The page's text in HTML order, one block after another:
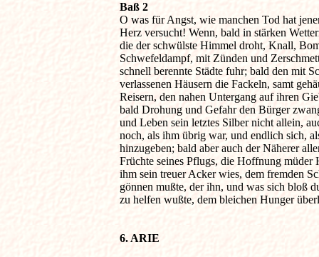
Baß 2
O was für Angst, wie manchen Tod hat
Herz versucht! Wenn, bald in stärken
die der schwülste Himmel droht, Knall,
Schwefeldampf, mit Zünden und
schnell berennte Städte fuhr; bald den mit
verlassenen Häusern die Fackeln, samt
Reisern, den nahen Untergang auf ihren
bald Drohung und Gefahr den Bürger
und Leben sein letztes Silber nicht allein,
noch, als ihm übrig war, und endlich sich,
hinzugeben; bald aber auch der Näherer
Früchte seines Pflugs, die Hoffnung müder
ihm sein treuer Acker wies, dem fremden
gönnen mußte, der ihn, und was sich bloß
zu helfen wußte, dem bleichen Hunger
6. ARIE